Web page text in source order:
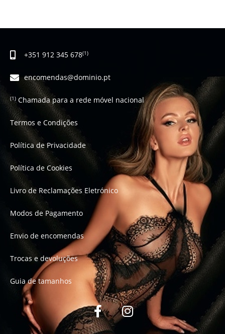
+351 912 345 678(1)
encomendas@dominio.pt
(1)Chamada para a rede móvel nacional
Termos e Condições
Política de Privacidade
Política de Cookies
Livro de Reclamações Eletrónico
Modos de Pagamento
Envio de encomendas
Trocas e devoluções
Guia de tamanhos